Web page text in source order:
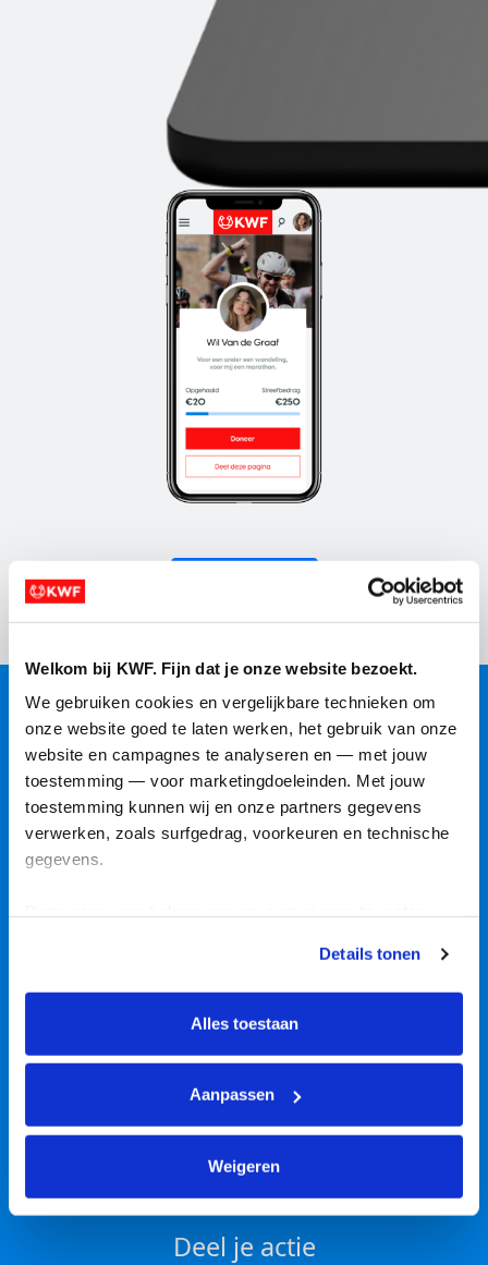
Welkom bij KWF. Fijn dat je onze website bezoekt.
We gebruiken cookies en vergelijkbare technieken om
onze website goed te laten werken, het gebruik van onze
website en campagnes te analyseren en — met jouw
toestemming — voor marketingdoeleinden. Met jouw
toestemming kunnen wij en onze partners gegevens
verwerken, zoals surfgedrag, voorkeuren en technische
gegevens.
tonen. Je kunt je toestemming op elk moment wijzigen of
intrekken via Cookie instellingen onderaan de pagina. De
lijst met cookies is te vinden in het tabblad “details”.
Details tonen
Alles toestaan
Aanpassen
Weigeren
Start je actie
foto's en herinneringen zodat iedereen weet
waarom je in actie komt
Deel je actie